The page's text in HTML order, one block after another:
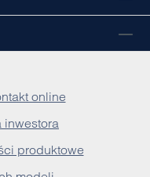
online
inwestora
produktowe